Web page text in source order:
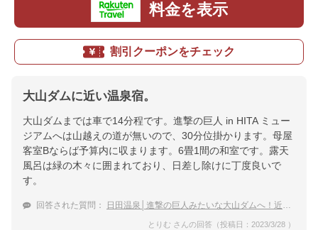
料金を表示
割引クーポンをチェック
大山ダムに近い温泉宿。
大山ダムまでは車で14分程です。進撃の巨人 in HITA ミュー
ジアムへは山越えの道が無いので、30分位掛かります。母屋
客室Bならば予算内に収まります。6畳1間の和室です。露天
風呂は緑の木々に囲まれており、日差し除けに丁度良いで
す。
回答された質問： 日田温泉│進撃の巨人みたいな大山ダムへ！近くの温泉宿を教えて。
とりむ さんの回答（投稿日：2023/3/28 ）